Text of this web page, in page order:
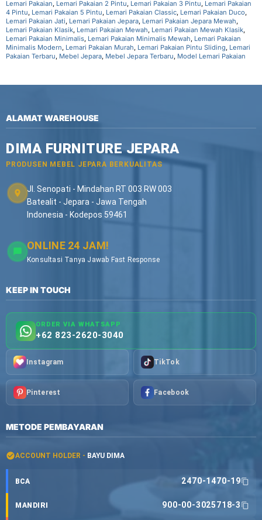
Lemari Pakaian, Lemari Pakaian 2 Pintu, Lemari Pakaian 3 Pintu, Lemari Pakaian
4 Pintu, Lemari Pakaian 5 Pintu, Lemari Pakaian Classic, Lemari Pakaian Duco,
Lemari Pakaian Jati, Lemari Pakaian Jepara, Lemari Pakaian Jepara Mewah,
Lemari Pakaian Klasik, Lemari Pakaian Mewah, Lemari Pakaian Mewah Klasik,
Lemari Pakaian Minimalis, Lemari Pakaian Minimalis Mewah, Lemari Pakaian
Minimalis Modern, Lemari Pakaian Murah, Lemari Pakaian Pintu Sliding, Lemari
Pakaian Terbaru, Mebel Jepara, Mebel Jepara Terbaru, Model Lemari Pakaian
ALAMAT WAREHOUSE
DIMA FURNITURE JEPARA
PRODUSEN MEBEL JEPARA BERKUALITAS
Jl. Senopati - Mindahan RT 003 RW 003
Batealit - Jepara - Jawa Tengah
Indonesia - Kodepos 59461
ONLINE 24 JAM!
Konsultasi Tanya Jawab Fast Response
KEEP IN TOUCH
ORDER VIA WHATSAPP
+62 823-2620-3040
Instagram TikTok
Pinterest Facebook
METODE PEMBAYARAN
ACCOUNT HOLDER - BAYU DIMA
BCA 2470-1470-19
MANDIRI 900-00-3025718-3